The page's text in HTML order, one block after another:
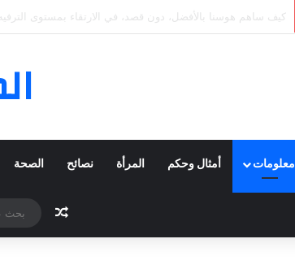
العملاء واختياراتهم لمنتجات نايكي المفضلة عبر ترينديول:
معلومات أمثال وحكم المرأة نصائح الصحة
مقال